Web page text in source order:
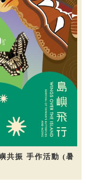
共振 手作活動 (暑